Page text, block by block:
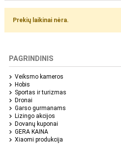
Prekių laikinai nėra.
PAGRINDINIS
Veiksmo kameros
Hobis
Sportas ir turizmas
Dronai
Garso gurmanams
Lizingo akcijos
Dovanų kuponai
GERA KAINA
Xiaomi produkcija